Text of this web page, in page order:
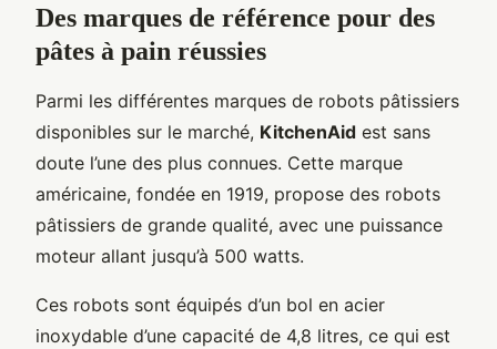
Des marques de référence pour des
pâtes à pain réussies
Parmi les différentes marques de robots pâtissiers
disponibles sur le marché, KitchenAid est sans
doute l’une des plus connues. Cette marque
américaine, fondée en 1919, propose des robots
pâtissiers de grande qualité, avec une puissance
moteur allant jusqu’à 500 watts.
Ces robots sont équipés d’un bol en acier
inoxydable d’une capacité de 4,8 litres, ce qui est